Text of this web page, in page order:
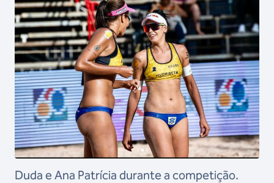
Duda e Ana Patrícia durante a competição.